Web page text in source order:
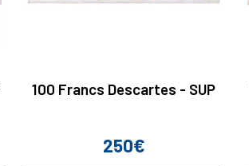
100 Francs Descartes - SUP
Prix
250€